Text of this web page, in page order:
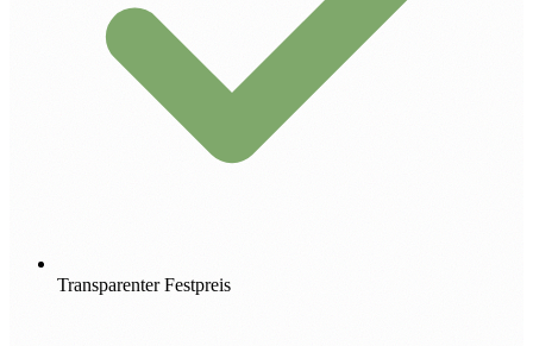
Transparenter Festpreis